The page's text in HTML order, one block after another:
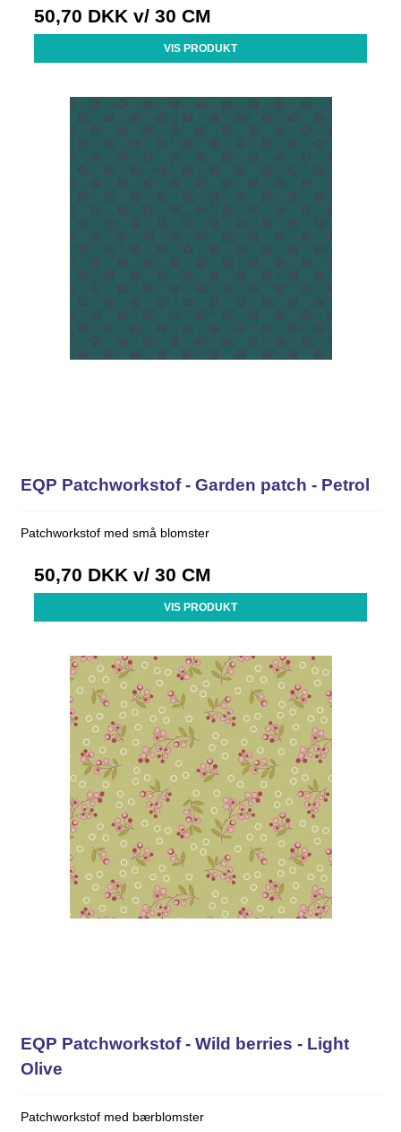
50,70 DKK v/ 30 CM
VIS PRODUKT
EQP Patchworkstof - Garden patch - Petrol
Patchworkstof med små blomster
50,70 DKK v/ 30 CM
VIS PRODUKT
EQP Patchworkstof - Wild berries - Light
Olive
Patchworkstof med bærblomster